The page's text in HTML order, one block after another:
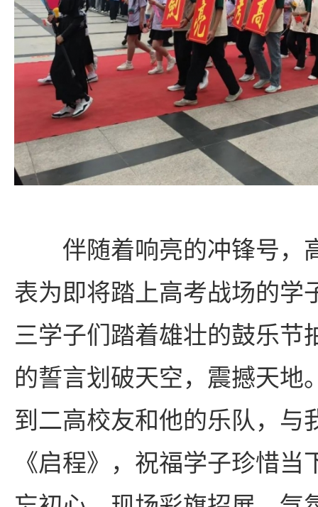
伴随着响亮的冲锋号，
表为即将踏上高考战场的学
三学子们踏着雄壮的鼓乐节
的誓言划破天空，震撼天地
到二高校友和他的乐队，与
《启程》，祝福学子珍惜